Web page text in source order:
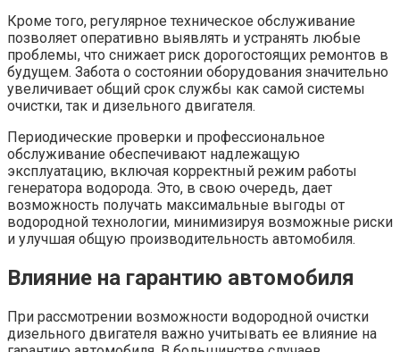
Кроме того, регулярное техническое обслуживание
позволяет оперативно выявлять и устранять любые
проблемы, что снижает риск дорогостоящих ремонтов в
будущем. Забота о состоянии оборудования значительно
увеличивает общий срок службы как самой системы
очистки, так и дизельного двигателя.
Периодические проверки и профессиональное
обслуживание обеспечивают надлежащую
эксплуатацию, включая корректный режим работы
генератора водорода. Это, в свою очередь, дает
возможность получать максимальные выгоды от
водородной технологии, минимизируя возможные риски
и улучшая общую производительность автомобиля.
Влияние на гарантию автомобиля
При рассмотрении возможности водородной очистки
дизельного двигателя важно учитывать ее влияние на